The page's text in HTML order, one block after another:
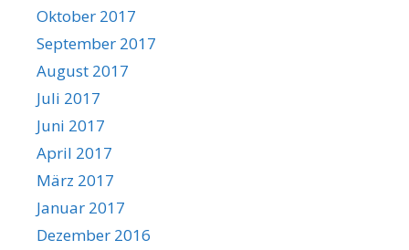
Oktober 2017
September 2017
August 2017
Juli 2017
Juni 2017
April 2017
März 2017
Januar 2017
Dezember 2016